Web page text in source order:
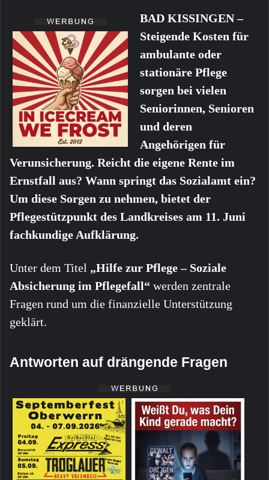
BAD KISSINGEN –
Steigende Kosten für
ambulante oder
stationäre Pflege
sorgen bei vielen
Seniorinnen, Senioren
und deren
Angehörigen für
Verunsicherung. Reicht die eigene Rente im
Ernstfall aus? Wann springt das Sozialamt ein?
Um diese Sorgen zu nehmen, bietet der
Pflegestützpunkt des Landkreises am 11. Juni
fachkundige Aufklärung.
Unter dem Titel „Hilfe zur Pflege – Soziale
Absicherung im Pflegefall“ werden zentrale
Fragen rund um die finanzielle Unterstützung
geklärt.
Antworten auf drängende Fragen